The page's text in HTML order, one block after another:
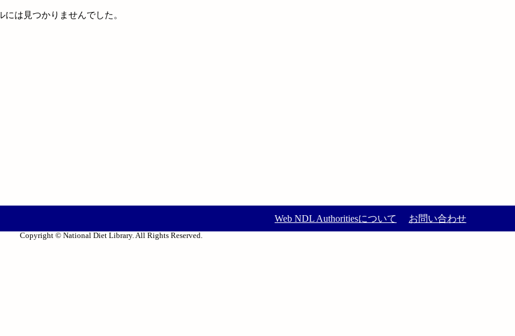
は見つかりませんでした。
Web NDL Authoritiesについて お問い合わせ
Copyright © National Diet Library. All Rights Reserved.